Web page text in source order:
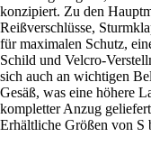
konzipiert. Zu den
Reißverschlüsse,
für maximalen Schutz,
Schild und Velcro-
sich auch an wichtigen
Gesäß, was eine höhere
kompletter Anzug
Erhältliche Größen von